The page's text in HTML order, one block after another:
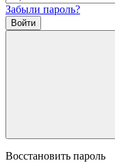
Забыли пароль?
Войти
Восстановить пароль